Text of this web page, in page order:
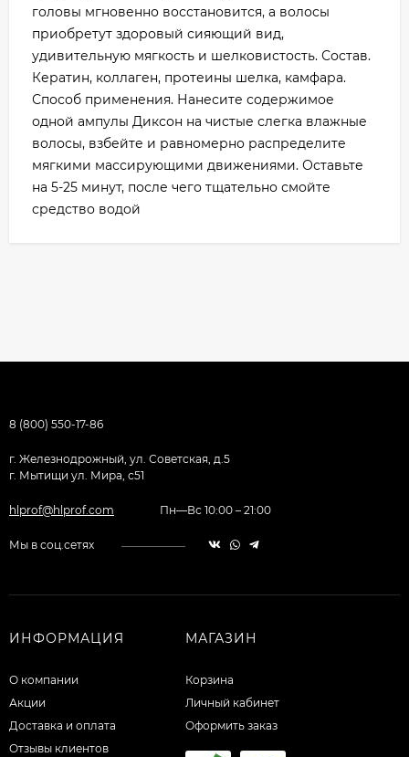
головы мгновенно восстановится, а волосы
приобретут здоровый сияющий вид,
удивительную мягкость и шелковистость. Состав.
Кератин, коллаген, протеины шелка, камфара.
Способ применения. Нанесите содержимое
одной ампулы Диксон на чистые слегка влажные
волосы, взбейте и равномерно распределите
мягкими массирующими движениями. Оставьте
на 5-25 минут, после чего тщательно смойте
средство водой
8 (800) 550-17-86
г. Железнодрожный, ул. Советская, д.5
г. Мытищи ул. Мира, с51
hlprof@hlprof.com Пн—Вс 10:00 – 21:00
Мы в соц.сетях
ИНФОРМАЦИЯ
О компании
Акции
Доставка и оплата
Отзывы клиентов
МАГАЗИН
Корзина
Личный кабинет
Оформить заказ